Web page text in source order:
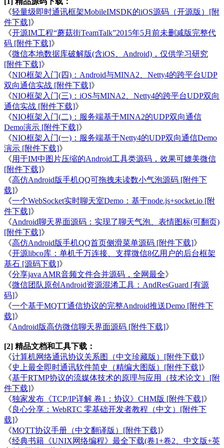
《轻量级即时通讯框架MobileIMSDK的iOS源码（开源版）[附
件下载]》
《开源IM工程“蘑菇街TeamTalk”2015年5月前未删减版完整代
码 [附件下载]》
《微信本地数据库破解版(含iOS、Android)，仅供学习研究
[附件下载]》
《NIO框架入门(四)：Android与MINA2、Netty4的跨平台UDP
双向通信实战 [附件下载]》
《NIO框架入门(三)：iOS与MINA2、Netty4的跨平台UDP双向
通信实战 [附件下载]》
《NIO框架入门(二)：服务端基于MINA2的UDP双向通信
Demo演示 [附件下载]》
《NIO框架入门(一)：服务端基于Netty4的UDP双向通信Demo
演示 [附件下载]》
《用于IM中图片压缩的Android工具类源码，效果可媲美微信
[附件下载]》
《高仿Android版手机QQ可拖拽未读数小气泡源码 [附件下
载]》
《一个WebSocket实时聊天室Demo：基于node.js+socket.io [附
件下载]》
《Android聊天界面源码：实现了聊天气泡、表情图标(可翻页)
[附件下载]》
《高仿Android版手机QQ首页侧滑菜单源码 [附件下载]》
《开源libco库：单机千万连接、支撑微信8亿用户的后台框架
基石 [源码下载]》
《分享java AMR音频文件合并源码，全网最全》
《微信团队原创Android资源混淆工具：AndResGuard [有源
码]》
《一个基于MQTT通信协议的完整Android推送Demo [附件下
载]》
《Android版高仿微信聊天界面源码 [附件下载]》
[2] 精品文档和工具下载：
《计算机网络通讯协议关系图（中文珍藏版）[附件下载]》
《史上最全即时通讯软件简史（精编大图版）[附件下载]》
《基于RTMP协议的流媒体技术的原理与应用（技术论文）[附
件下载]》
《独家发布《TCP/IP详解 卷1：协议》CHM版 [附件下载]》
《良心分享：WebRTC 零基础开发者教程（中文）[附件下
载]》
《MQTT协议手册（中文翻译版）[附件下载]》
《经典书籍《UNIX网络编程》最全下载(卷1+卷2、中文版+英